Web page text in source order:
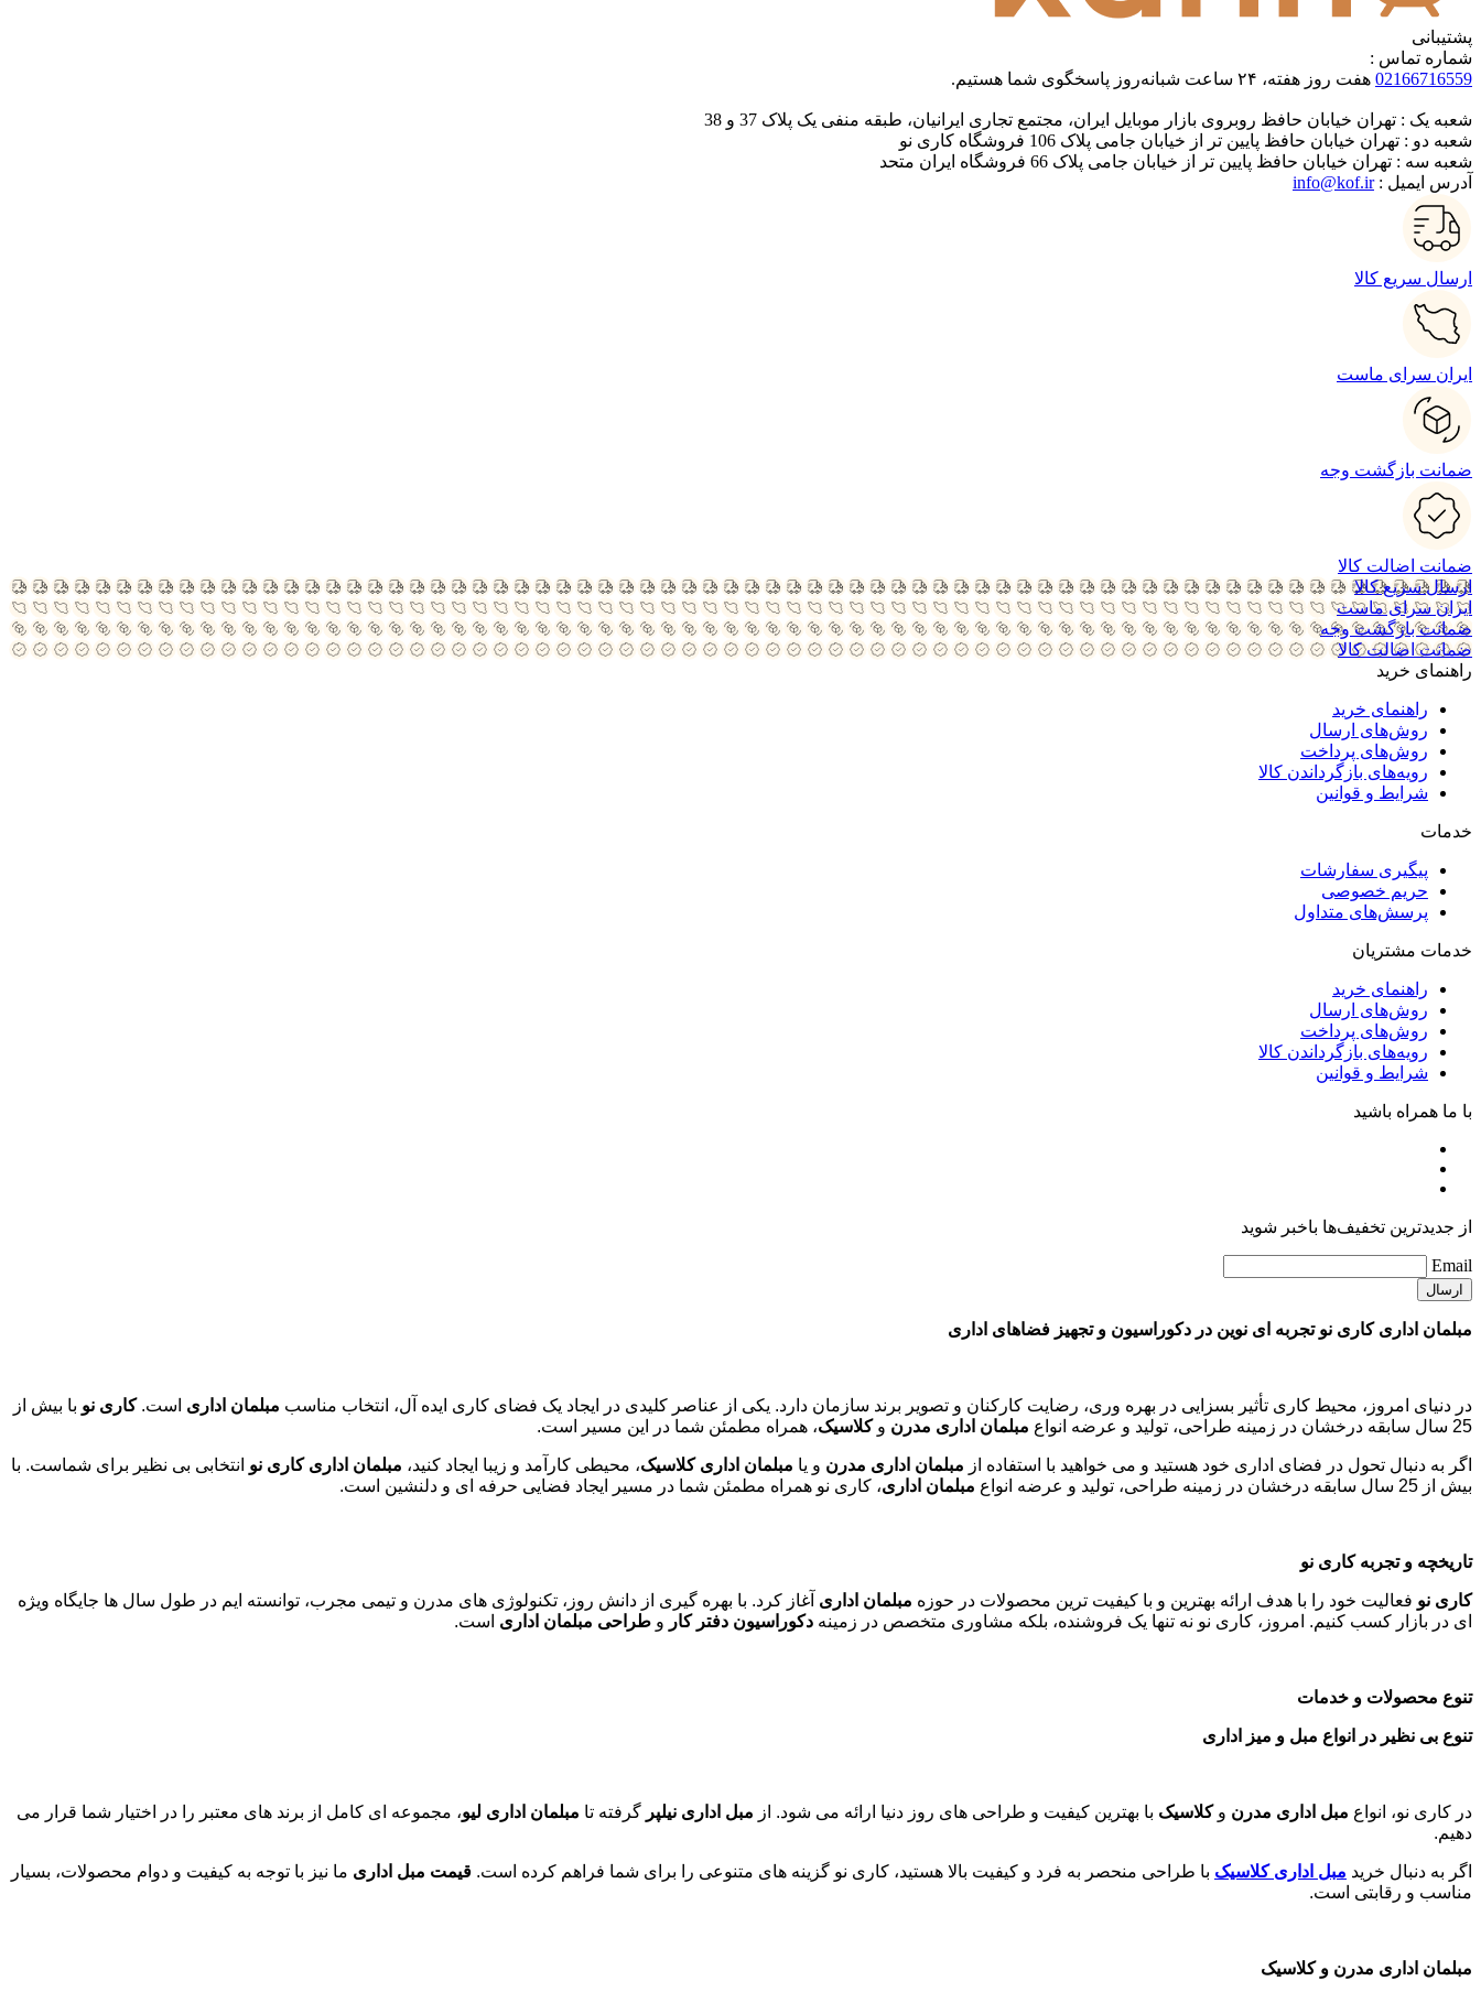
پشتیبانی
شماره تماس :
02166716559 هفت روز هفته، ۲۴ ساعت شبانه‌روز پاسخگوی شما هستیم.
شعبه یک : تهران خیابان حافظ روبروی بازار موبایل ایران، مجتمع تجاری ایرانیان، طبقه منفی یک پلاک 37 و 38
شعبه دو : تهران خیابان حافظ پایین تر از خیابان جامی پلاک 106 فروشگاه کاری نو
شعبه سه : تهران خیابان حافظ پایین تر از خیابان جامی پلاک 66 فروشگاه ایران متحد
آدرس ایمیل : info@kof.ir
ارسال سریع کالا
ایران سرای ماست
ضمانت بازگشت وجه
ضمانت اضالت کالا
ارسال سریع کالا
ایران سرای ماست
ضمانت بازگشت وجه
ضمانت اضالت کالا
راهنمای خرید
راهنمای خرید
روش‌های ارسال
روش‌های پرداخت
رویه‌های بازگرداندن کالا
شرایط و قوانین
خدمات
پیگیری سفارشات
حریم خصوصی
پرسش‌های متداول
خدمات مشتریان
راهنمای خرید
روش‌های ارسال
روش‌های پرداخت
رویه‌های بازگرداندن کالا
شرایط و قوانین
با ما همراه باشید
از جدیدترین تخفیف‌ها باخبر شوید
Email
مبلمان اداری کاری نو تجربه ای نوین در دکوراسیون و تجهیز فضاهای اداری
در دنیای امروز، محیط کاری تأثیر بسزایی در بهره وری، رضایت کارکنان و تصویر برند سازمان دارد. یکی از عناصر کلیدی در ایجاد یک فضای کاری ایده آل، انتخاب مناسب مبلمان اداری است.کاری نو با بیش از
25 سال سابقه درخشان در زمینه طراحی، تولید و عرضه انواع
مبلمان اداری مدرن وکلاسیک، همراه مطمئن شما در این مسیر است.
اگر به دنبال تحول در فضای اداری خود هستید و می خواهید با استفاده از مبلمان اداری مدرن و یا مبلمان اداری کلاسیک، محیطی کارآمد و زیبا ایجاد کنید، مبلمان اداری کاری نو انتخابی بی نظیر برای شماست. با
بیش از 25 سال سابقه درخشان در زمینه طراحی، تولید و عرضه انواع
مبلمان اداری، کاری نو همراه مطمئن شما در مسیر ایجاد فضایی حرفه ای و دلنشین است.
تاریخچه و تجربه کاری نو
کاری نو فعالیت خود را با هدف ارائه بهترین و با کیفیت ترین محصولات در حوزه مبلمان اداری آغاز کرد. با بهره گیری از دانش روز، تکنولوژی های مدرن و تیمی مجرب، توانسته ایم در طول سال ها جایگاه ویژه
ای در بازار کسب کنیم. امروز، کاری نو نه تنها یک فروشنده، بلکه مشاوری متخصص در زمینه دکوراسیون دفتر کار و طراحی مبلمان اداری است.
تنوع محصولات و خدمات
تنوع بی نظیر در انواع مبل و میز اداری
در کاری نو، انواع مبل اداری مدرن وکلاسیک با بهترین کیفیت و طراحی های روز دنیا ارائه می شود. از مبل اداری نیلپر گرفته تا مبلمان اداری لیو، مجموعه ای کامل از برند های معتبر را در اختیار شما قرار می
دهیم.
اگر به دنبال خرید مبل اداری کلاسیک با طراحی منحصر به فرد و کیفیت بالا هستید، کاری نو گزینه های متنوعی را برای شما فراهم کرده است. قیمت مبل اداری ما نیز با توجه به کیفیت و دوام محصولات، بسیار
مناسب و رقابتی است.
مبلمان اداری مدرن و کلاسیک